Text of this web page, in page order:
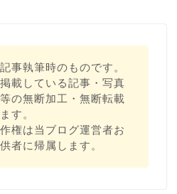
事執筆時のものです。
載している記事・写真
の無断加工・無断転載
す。
権は当ブログ運営者お
者に帰属します。